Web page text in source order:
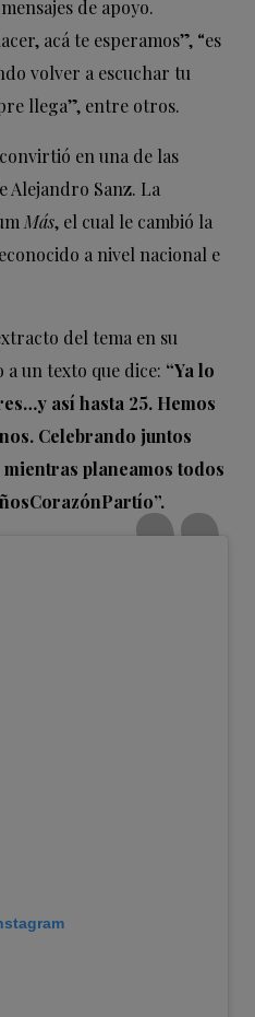
de apoyo.
acá te esperamos”, “es
volver a escuchar tu
llega”, entre otros.
en una de las
Alejandro Sanz. La
Más, el cual le cambió la
a nivel nacional e
del tema en su
un texto que dice: “Ya lo
así hasta 25. Hemos
Celebrando juntos
planeamos todos